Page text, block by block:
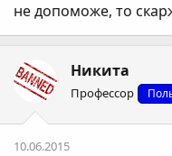
не допоможе, то
Никита
Профессор
10.06.2015